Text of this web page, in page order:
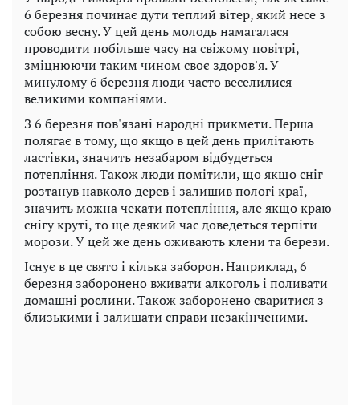
6 березня починає дути теплий вітер, який несе з
собою весну. У цей день молодь намагалася
проводити побільше часу на свіжому повітрі,
зміцнюючи таким чином своє здоров'я. У
минулому 6 березня люди часто веселилися
великими компаніями.
З 6 березня пов'язані народні прикмети. Перша
полягає в тому, що якщо в цей день прилітають
ластівки, значить незабаром відбудеться
потепління. Також люди помітили, що якщо сніг
розтанув навколо дерев і залишив пологі краї,
значить можна чекати потепління, але якщо краю
снігу круті, то ще деякий час доведеться терпіти
морози. У цей же день оживають клени та берези.
Існує в це свято і кілька заборон. Наприклад, 6
березня заборонено вживати алкоголь і поливати
домашні рослини. Також заборонено сваритися з
близькими і залишати справи незакінченими.